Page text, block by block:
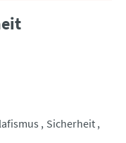
Sicherheit